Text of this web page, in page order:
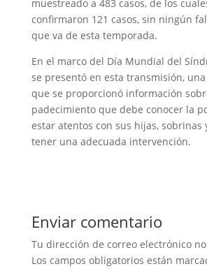
muestreado a 483 casos, de los
confirmaron 121 casos, sin ningún
que va de esta temporada.
En el marco del Día Mundial del
se presentó en esta transmisión,
que se proporcionó información
padecimiento que debe conocer la
estar atentos con sus hijas, sobrinas
tener una adecuada intervención.
Enviar comentario
Tu dirección de correo electrónico
Los campos obligatorios están